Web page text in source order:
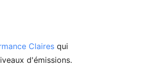
Claires qui
d'émissions.